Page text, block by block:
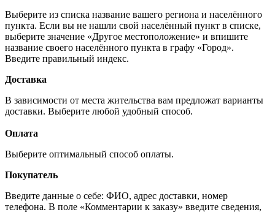
Выберите из списка название вашего региона и населённого
пункта. Если вы не нашли свой населённый пункт в списке,
выберите значение «Другое местоположение» и впишите
название своего населённого пункта в графу «Город».
Введите правильный индекс.
Доставка
В зависимости от места жительства вам предложат варианты
доставки. Выберите любой удобный способ.
Оплата
Выберите оптимальный способ оплаты.
Покупатель
Введите данные о себе: ФИО, адрес доставки, номер
телефона. В поле «Комментарии к заказу» введите сведения,